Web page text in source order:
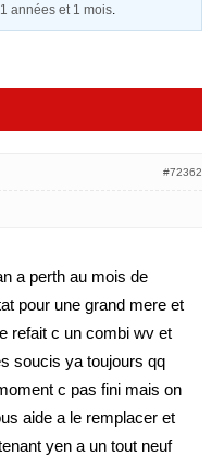
années et 1 mois.
#72362
a perth au mois de
pour une grand mere et
refait c un combi wv et
soucis ya toujours qq
c pas fini mais on
aide a le remplacer et
yen a un tout neuf